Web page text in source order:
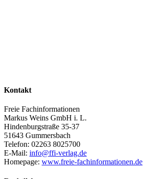
Kontakt
Freie Fachinformationen
Markus Weins GmbH i. L.
Hindenburgstraße 35-37
51643 Gummersbach
Telefon: 02263 8025700
E-Mail: info@ffi-verlag.de
Homepage: www.freie-fachinformationen.de